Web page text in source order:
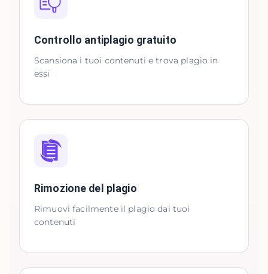
Controllo antiplagio gratuito
Scansiona i tuoi contenuti e trova plagio in
essi
Rimozione del plagio
Rimuovi facilmente il plagio dai tuoi
contenuti